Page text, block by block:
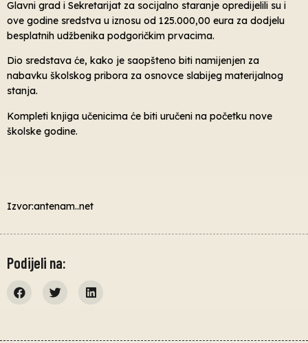
Glavni grad i Sekretarijat za socijalno staranje opredijelili su i
ove godine sredstva u iznosu od 125.000,00 eura za dodjelu
besplatnih udžbenika podgoričkim prvacima.
Dio sredstava će, kako je saopšteno biti namijenjen za
nabavku školskog pribora za osnovce slabijeg materijalnog
stanja.
Kompleti knjiga učenicima će biti uručeni na početku nove
školske godine.
Izvor:antenam..net
Podijeli na: